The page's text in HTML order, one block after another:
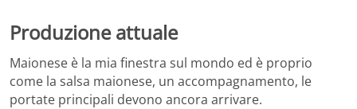
Produzione attuale
Maionese è la mia finestra sul mondo ed è proprio
come la salsa maionese, un accompagnamento, le
portate principali devono ancora arrivare.